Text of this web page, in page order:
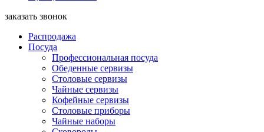
заказать звонок
Распродажа
Посуда
Профессиональная посуда
Обеденные сервизы
Столовые сервизы
Чайные сервизы
Кофейные сервизы
Столовые приборы
Чайные наборы